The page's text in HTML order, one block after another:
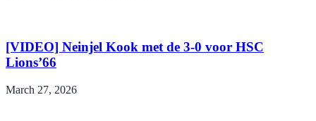
[VIDEO] Neinjel Kook met de 3-0 voor HSC
Lions’66
March 27, 2026